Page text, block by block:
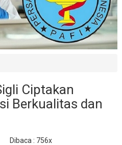
Ciptakan
Berkualitas dan
Dibaca : 756x